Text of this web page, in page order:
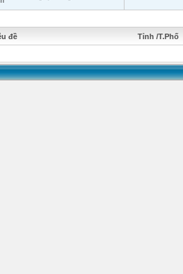
đề Tỉnh /T.Phố